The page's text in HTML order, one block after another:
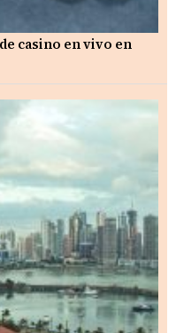
casino en vivo en